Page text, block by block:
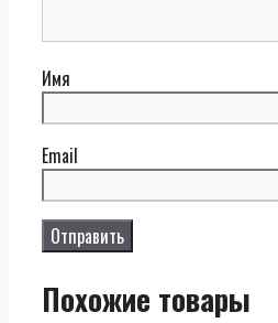
Имя
Email
Похожие товары